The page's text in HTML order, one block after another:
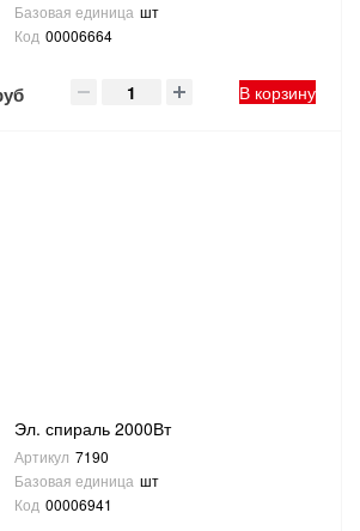
Базовая единица шт
Код 00006664
В корзину
Эл. спираль 2000Вт
Артикул 7190
Базовая единица шт
Код 00006941